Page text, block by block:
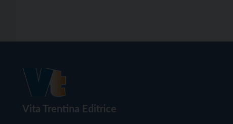
Vita Trentina Editrice